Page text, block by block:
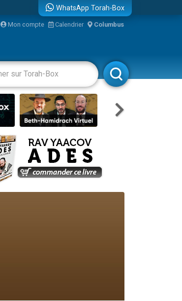
WhatsApp Torah-Box
Mon compte Calendrier Columbus
Livres Rabbanim